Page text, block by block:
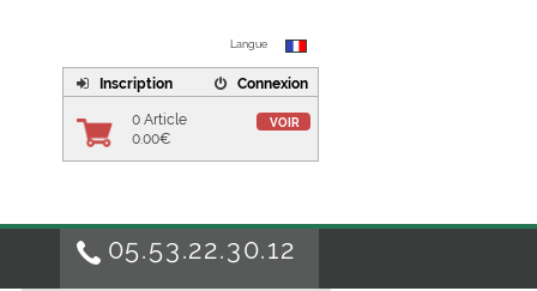
Langue
Inscription Connexion
0 Article
0.00€
VOIR
05.53.22.30.12